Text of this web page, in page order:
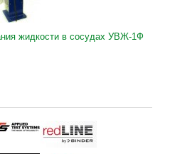
жидкости в сосудах УВЖ-1Ф